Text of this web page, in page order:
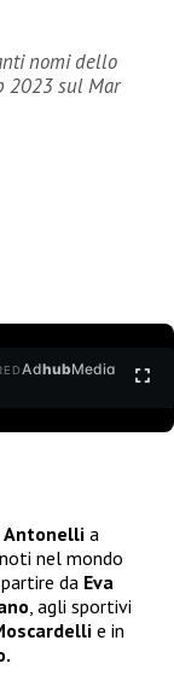
nomi dello
2023 sul Mar
AdhubMedia
Antonellia
nel mondo
da Eva
, agli sportivi
e in